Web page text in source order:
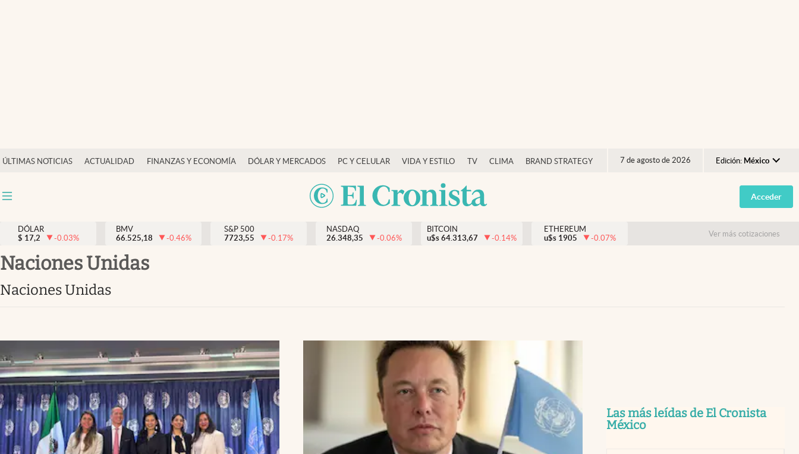
ÚLTIMAS NOTICIAS ACTUALIDAD FINANZAS Y ECONOMÍA DÓLAR Y MERCADOS PC Y CELULAR VIDA Y ESTILO TV CLIMA BRAND STRATEGY 7 de agosto de 2026 Edición: México
Argentina
España
USA
Opinión
Vida y estilo
Clima
Espiritualidad
abre en nueva pestaña
Acceder
DÓLAR
$ 17,2 -0.03%
BMV
66.525,18
-0.46%
S&P 500
7723,55
-0.17%
NASDAQ
26.348,35
-0.06%
BITCOIN
u$s 64.313,67 -0.14%
ETHEREUM
u$s 1905 -0.07% Ver más cotizaciones
Naciones Unidas
Naciones Unidas
Las más leídas de El Cronista
México